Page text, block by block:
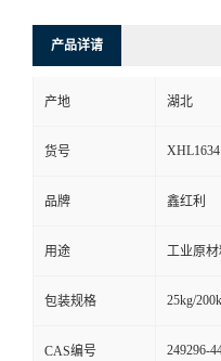
产品详请
产地 湖北
货号 XHL1634
品牌 鑫红利
用途 工业原
包装规格 25kg/
CAS编号 249296-